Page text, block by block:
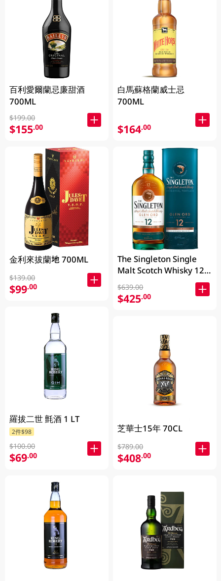
百利愛爾蘭忌廉甜酒
700ML
$199.00
$155.00
金利來拔蘭地 700ML
$139.00
$99.00
羅拔二世 氈酒 1 LT
2件$98
$100.00
$69.00
白馬蘇格蘭威士忌
700ML
$164.00
The Singleton Single
Malt Scotch Whisky 12
Years 700ML
$639.00
$425.00
芝華士15年 70CL
$789.00
$408.00